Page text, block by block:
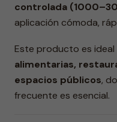
controlada
aplicación cómoda,
Este producto es ideal
alimentarias,
espacios públicos,
frecuente es esencial.